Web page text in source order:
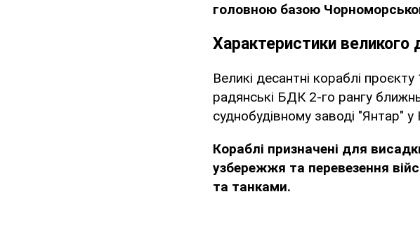
головною базою
Характеристики великого
Великі десантні кораблі
радянські БДК 2-го рангу
суднобудівному заводі "Янтар" у
Кораблі призначені для
узбережжя та перевезення
та танками.